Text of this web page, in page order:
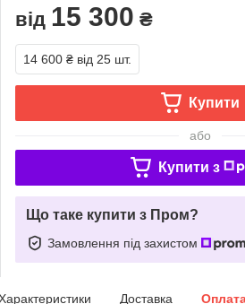
від 15 300 ₴
14 600 ₴ від 25 шт.
Купити
або
Купити з
Що таке купити з Пром?
Замовлення під захистом
Доставка